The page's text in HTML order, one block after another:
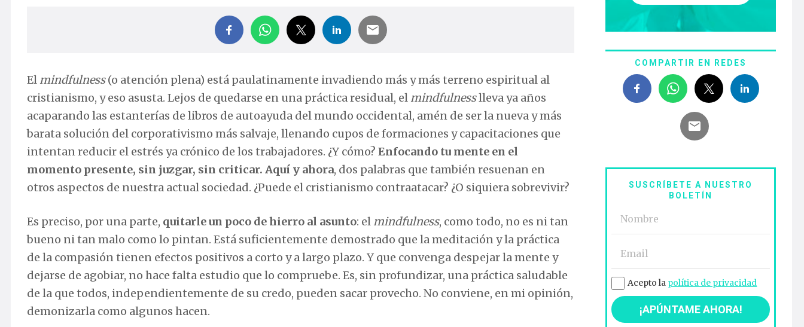
El mindfulness(o atención plena) está paulatinamente invadiendo más y más terreno espiritual al
cristianismo, y eso asusta. Lejos de quedarse en una práctica residual, el mindfulnesslleva ya años
acaparando las estanterías de libros de autoayuda del mundo occidental, amén de ser la nueva y más
barata solución del corporativismo más salvaje, llenando cupos de formaciones y capacitaciones que
intentan reducir el estrés ya crónico de los trabajadores. ¿Y cómo? Enfocando tu mente en el
momento presente, sin juzgar, sin criticar. Aquí y ahora, dos palabras que también resuenan en
otros aspectos de nuestra actual sociedad. ¿Puede el cristianismo contraatacar? ¿O siquiera sobrevivir?
Es preciso, por una parte, quitarle un poco de hierro al asunto: el mindfulness, como todo, no es ni tan
bueno ni tan malo como lo pintan. Está suficientemente demostrado que la meditación y la práctica
de la compasión tienen efectos positivos a corto y a largo plazo. Y que convenga despejar la mente y
dejarse de agobiar, no hace falta estudio que lo compruebe. Es, sin profundizar, una práctica saludable
de la que todos, independientemente de su credo, pueden sacar provecho. No conviene, en mi opinión,
demonizarla como algunos hacen.
COMPARTIR EN REDES
SUSCRÍBETE A NUESTRO
BOLETÍN
Acepto la política de privacidad